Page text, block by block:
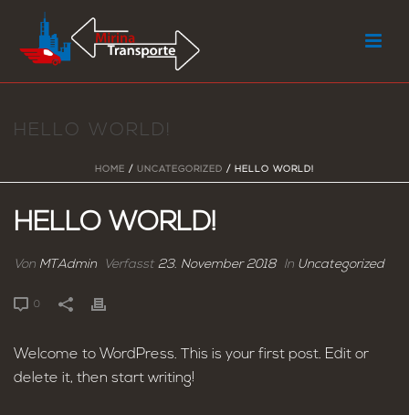
HELLO WORLD!
HOME / UNCATEGORIZED / HELLO WORLD!
HELLO WORLD!
Von MTAdmin Verfasst 23. November 2018 In Uncategorized
0
Welcome to WordPress. This is your first post. Edit or
delete it, then start writing!